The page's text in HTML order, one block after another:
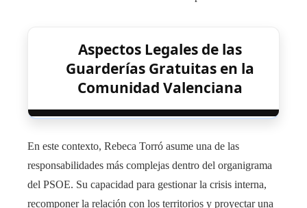
Aspectos Legales de las
Guarderías Gratuitas en la
Comunidad Valenciana
En este contexto, Rebeca Torró asume una de las
responsabilidades más complejas dentro del organigrama
del PSOE. Su capacidad para gestionar la crisis interna,
recomponer la relación con los territorios y proyectar una